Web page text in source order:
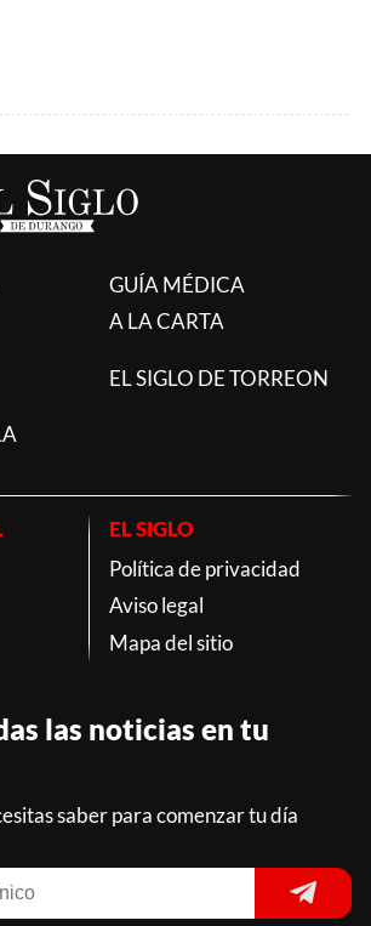
GUÍA MÉDICA
A LA CARTA
EL SIGLO DE TORREON
EL SIGLO
Política de privacidad
Aviso legal
Mapa del sitio
las noticias en tu
saber para comenzar tu día